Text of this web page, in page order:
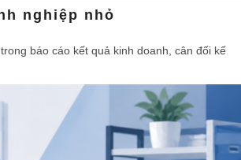
nghiệp nhỏ
báo cáo kết quả kinh doanh, cân đối kế